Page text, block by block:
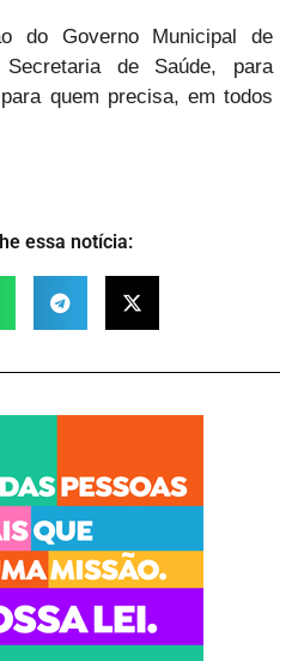
do Governo Municipal de
de Saúde, para
quem precisa, em todos
essa notícia: